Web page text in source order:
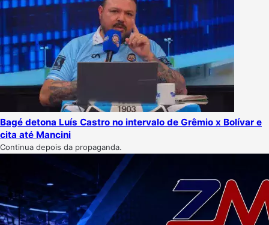
Bagé detona Luís Castro no intervalo de Grêmio x Bolívar e
cita até Mancini
Continua depois da propaganda.